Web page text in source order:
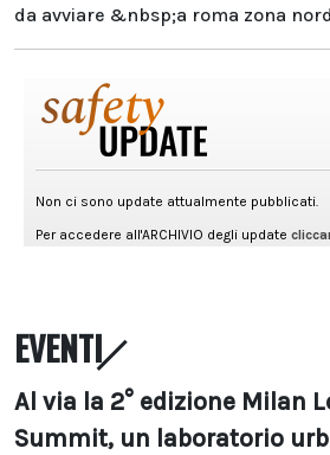
da avviare &nbsp;a roma zona
EVENTI
Al via la 2° edizione Milan
Summit, un laboratorio